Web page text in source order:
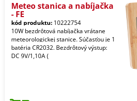
Meteo stanica a nabíjačka
- FE
kód produktu: 10222754
10W bezdrôtová nabíjačka vrátane
meteorologickej stanice. Súčasťou je 1
batéria CR2032. Bezdrôtový výstup:
DC 9V/1,10A (